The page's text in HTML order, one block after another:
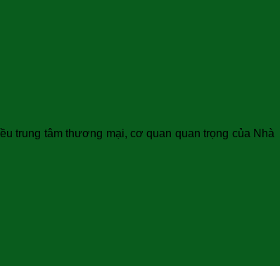
trung tâm thương mại, cơ quan quan trọng của Nhà